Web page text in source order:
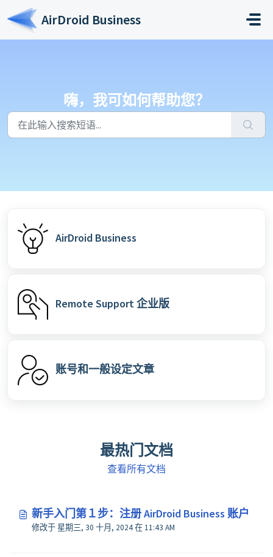
跳过至主要内容
AirDroid Business
嗨，我可如何帮助您？
AirDroid Business
Remote Support 企业版
账号和一般设定文章
最热门文档
查看所有文档
新手入门第１步：注册 AirDroid Business 账户
修改于 星期三, 30 十月, 2024 在 11:43 AM